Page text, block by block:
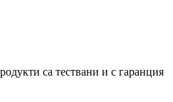
са тествани и с гаранция